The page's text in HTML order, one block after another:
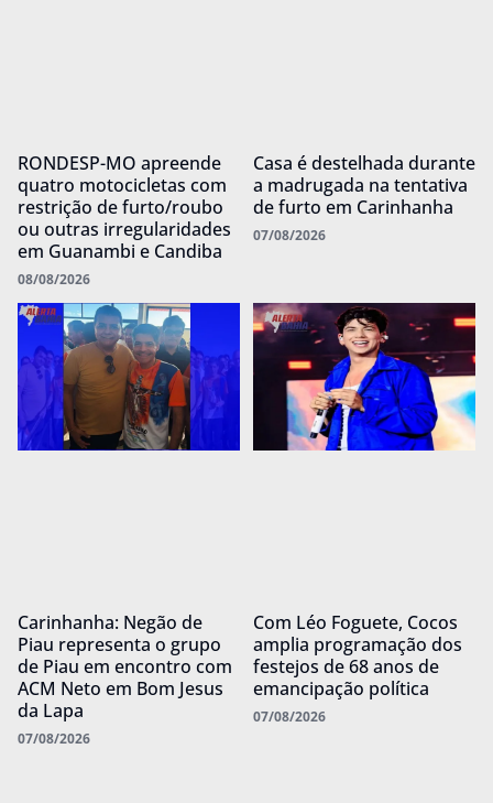
RONDESP-MO apreende
quatro motocicletas com
restrição de furto/roubo
ou outras irregularidades
em Guanambi e Candiba
08/08/2026
Casa é destelhada durante
a madrugada na tentativa
de furto em Carinhanha
07/08/2026
Carinhanha: Negão de
Piau representa o grupo
de Piau em encontro com
ACM Neto em Bom Jesus
da Lapa
07/08/2026
Com Léo Foguete, Cocos
amplia programação dos
festejos de 68 anos de
emancipação política
07/08/2026